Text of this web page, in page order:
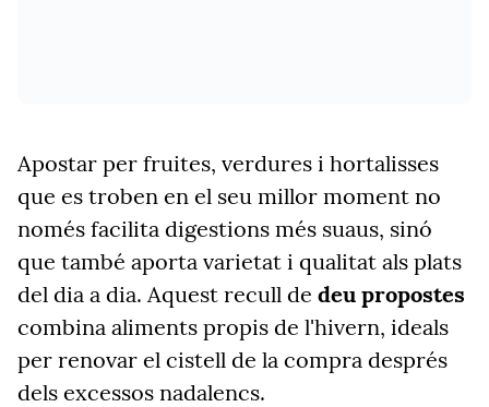
Apostar per fruites, verdures i hortalisses
que es troben en el seu millor moment no
només facilita digestions més suaus, sinó
que també aporta varietat i qualitat als plats
del dia a dia. Aquest recull de deu propostes
combina aliments propis de l'hivern, ideals
per renovar el cistell de la compra després
dels excessos nadalencs.